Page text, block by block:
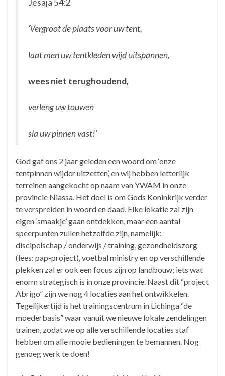
Jesaja 54:2
‘Vergroot de plaats voor uw tent,
laat men uw tentkleden wijd uitspannen,
wees niet terughoudend,
verleng uw touwen
sla uw pinnen vast!’
God gaf ons 2 jaar geleden een woord om ‘onze
tentpinnen wijder uitzetten’, en wij hebben letterlijk
terreinen aangekocht op naam van YWAM in onze
provincie Niassa. Het doel is om Gods Koninkrijk verder
te verspreiden in woord en daad. Elke lokatie zal zijn
eigen ‘smaakje’ gaan ontdekken, maar een aantal
speerpunten zullen hetzelfde zijn, namelijk:
discipelschap / onderwijs / training, gezondheidszorg
(lees: pap-project), voetbal ministry en op verschillende
plekken zal er ook een focus zijn op landbouw; iets wat
enorm strategisch is in onze provincie. Naast dit “project
Abrigo” zijn we nog 4 locaties aan het ontwikkelen.
Tegelijkertijd is het trainingscentrum in Lichinga “de
moederbasis” waar vanuit we nieuwe lokale zendelingen
trainen, zodat we op alle verschillende locaties staf
hebben om alle mooie bedieningen te bemannen. Nog
genoeg werk te doen!